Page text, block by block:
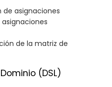
de asignaciones
de la matriz de
(DSL)